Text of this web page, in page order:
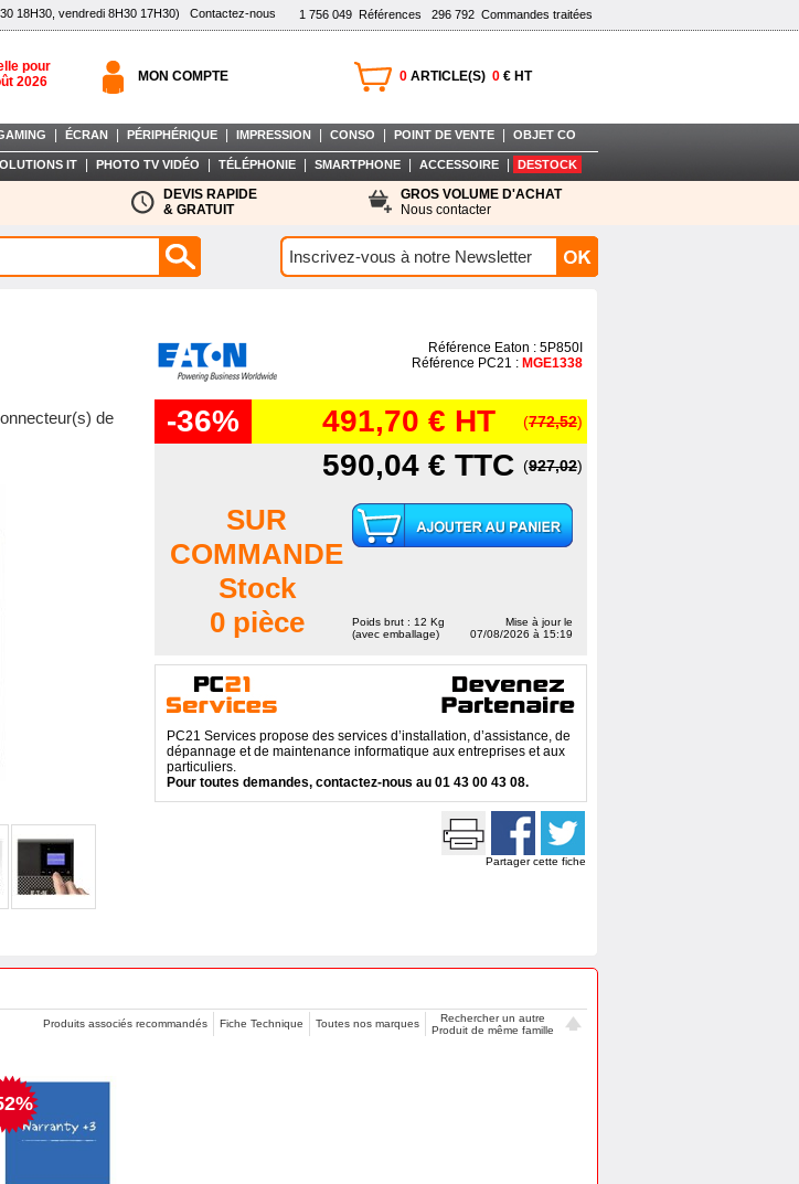
1 756 049 Références 296 792 Commandes traitées
18H30, vendredi 8H30 17H30) Contactez-nous
pour
2026
0 ARTICLE(S) 0 € HT
MON COMPTE
ÉCRAN PÉRIPHÉRIQUE IMPRESSION CONSO POINT DE VENTE OBJET CO
IT PHOTO TV VIDÉO TÉLÉPHONIE SMARTPHONE ACCESSOIRE DESTOCK
DEVIS RAPIDE
& GRATUIT
GROS VOLUME D'ACHAT
Nous contacter
de
Référence Eaton : 5P850I
Référence PC21 : MGE1338
-36% 491,70 € HT (772,52)
590,04 € TTC (927,02)
SUR
COMMANDE
Stock
0 pièce
Poids brut : 12 Kg
(avec emballage)
Mise à jour le
07/08/2026 à 15:19
PC21 Services propose des services d’installation, d’assistance, de
dépannage et de maintenance informatique aux entreprises et aux
particuliers.
Pour toutes demandes, contactez-nous au 01 43 00 43 08.
Partager cette fiche
Produits associés recommandés Fiche Technique Toutes nos marques
Rechercher un autre
Produit de même famille